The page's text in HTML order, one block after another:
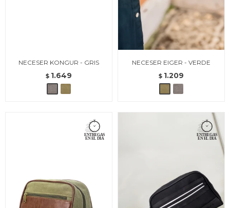
NECESER KONGUR - GRIS
$ 1.649
NECESER EIGER - VERDE
$ 1.209